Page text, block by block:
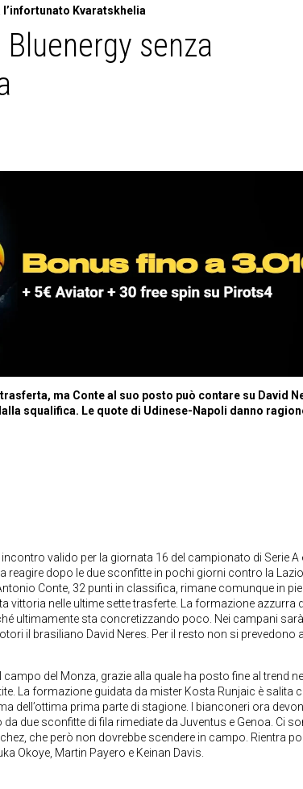
Kvaratskhelia
senza
ma Conte al suo posto può contare su David
squalifica. Le quote di Udinese-Napoli danno
valido per la giornata 16 del campionato di Serie A
dopo le due sconfitte in pochi giorni contro la
Conte, 32 punti in classifica, rimane comunque in
vittoria nelle ultime sette trasferte. La formazione azzurra
ultimamente sta concretizzando poco. Nei campani
il brasiliano David Neres. Per il resto non si prevedono
del Monza, grazie alla quale ha posto fine al trend
La formazione guidata da mister Kosta Runjaic è salita
dell’ottima prima parte di stagione. I bianconeri ora
due sconfitte di fila rimediate da Juventus e Genoa. Ci
che però non dovrebbe scendere in campo. Rientra
Okoye, Martin Payero e Keinan Davis.